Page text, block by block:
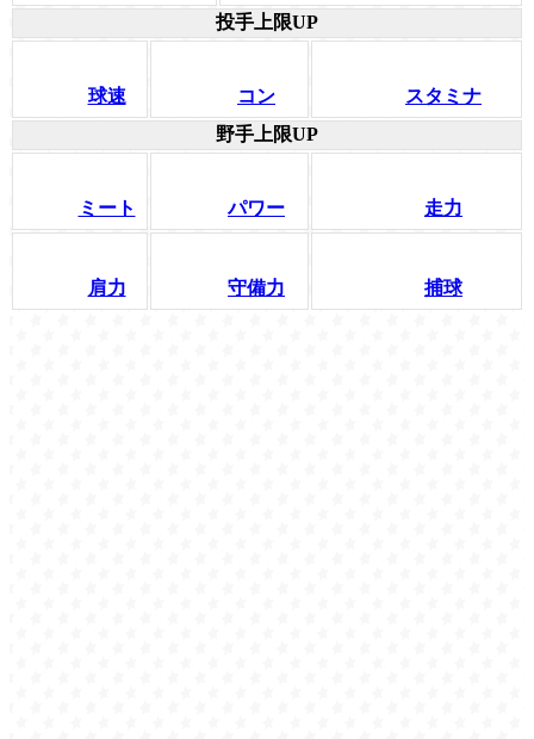
投手上限UP
球速 コン
スタミナ
野手上限UP
ミート パワー 走力
肩力 守備力 捕球